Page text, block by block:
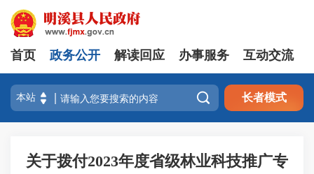
首页 政务公开 解读回应 办事服务 互动交流
 长者模式
关于拨付2023年度省级林业科技推广专